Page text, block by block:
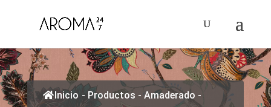
Inicio - Productos - Amaderado -